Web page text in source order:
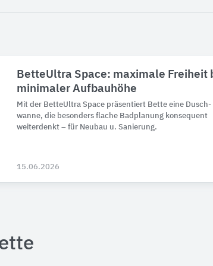
BetteUltra Space: maximale Freiheit
minimaler Aufbauhöhe
Mit der BetteUltra Space prä­sen­tiert Bette eine Dusch­
wanne, die be­son­ders flache Bad­pla­nung kon­sequent
weiter­denkt – für Neu­bau u. Sanie­rung.
15.06.2026